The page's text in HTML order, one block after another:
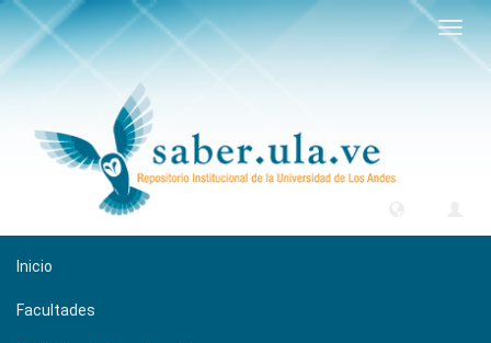
Inicio
Facultades